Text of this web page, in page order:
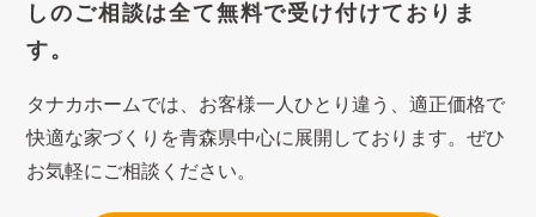
しのご相談は全て無料で受け付けておりま
す。
タナカホームでは、お客様一人ひとり違う、適正価格で
快適な家づくり を青森県中心に展開しております。ぜひ
お気軽にご相談ください。